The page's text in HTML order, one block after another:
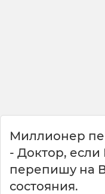
Миллионер
- Доктор, если
перепишу на
состояния.